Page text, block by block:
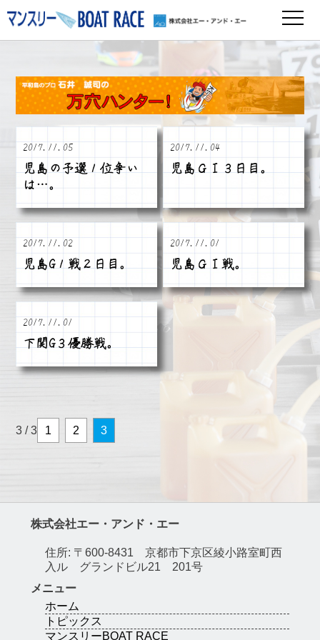
2017.11.05
児島の予選１位争い
は…。
2017.11.04
児島ＧⅠ３日目。
2017.11.02
児島G１戦２日目。
2017.11.01
児島ＧⅠ戦。
2017.11.01
下関G３優勝戦。
3 / 3 1 2 3
株式会社エー・アンド・エー
住所: 〒600-8431 京都市下京区綾小路室町西
入ル グランドビル21 201号
メニュー
ホーム
トピックス
マンスリーBOAT RACE